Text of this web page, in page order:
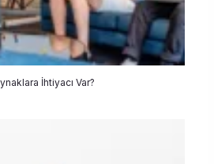
İhtiyacı Var?